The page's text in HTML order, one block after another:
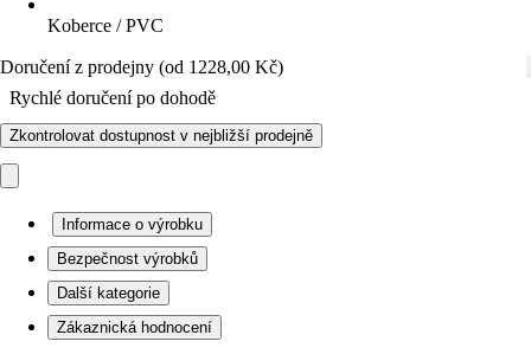
Koberce / PVC
Doručení z prodejny (od 1228,00 Kč)
Rychlé doručení po dohodě
Zkontrolovat dostupnost v nejbližší prodejně
Informace o výrobku
Bezpečnost výrobků
Další kategorie
Zákaznická hodnocení